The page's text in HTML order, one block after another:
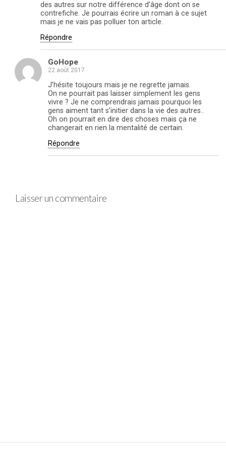
des autres sur notre différence d’âge dont on se
contrefiche. Je pourrais écrire un roman à ce sujet
mais je ne vais pas polluer ton article.
Répondre
GoHope
22 août 2017
J’hésite toujours mais je ne regrette jamais.
On ne pourrait pas laisser simplement les gens
vivre ? Je ne comprendrais jamais pourquoi les
gens aiment tant s’initier dans la vie des autres..
Oh on pourrait en dire des choses mais ça ne
changerait en rien la mentalité de certain.
Répondre
Laisser un commentaire